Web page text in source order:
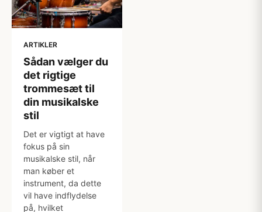
ARTIKLER
Sådan vælger du
det rigtige
trommesæt til
din musikalske
stil
Det er vigtigt at have
fokus på sin
musikalske stil, når
man køber et
instrument, da dette
vil have indflydelse
på, hvilket